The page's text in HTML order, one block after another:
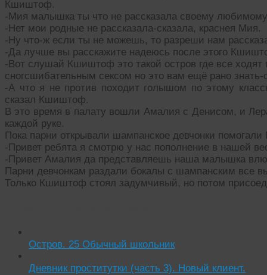
Кшиштоф.
-Мия малышка ты что не рассказала своему
-Нет мои родные не рассказала-сказала, краснея Мия.
-Ну что-ж если ты не можешь, то разреши нам
-Да лучше вы расскажите надеюсь после этого
-Вот слушай Кшиштоф это такой остров где все
сногсшибательным сексом но это вам ещё рано знать-
-А что я не против походит голышом по этому
сказал Кшиштоф.
В это время в палату вошли Амалия с Денисом, и
каждой руке.
Пока парни открывали шампанское девчонки
-Привет ребята я смотрю у нас пополнение в нашей
-Привет Амалия да представляешь наша малышка
Парни девчонкам раздали бокалы с шампанским все
Только Кшиштоф стоял задумчивый, но потом
Остров. 25 Обычный школьник
Дневник проститутки (часть 3). Новый клиент.